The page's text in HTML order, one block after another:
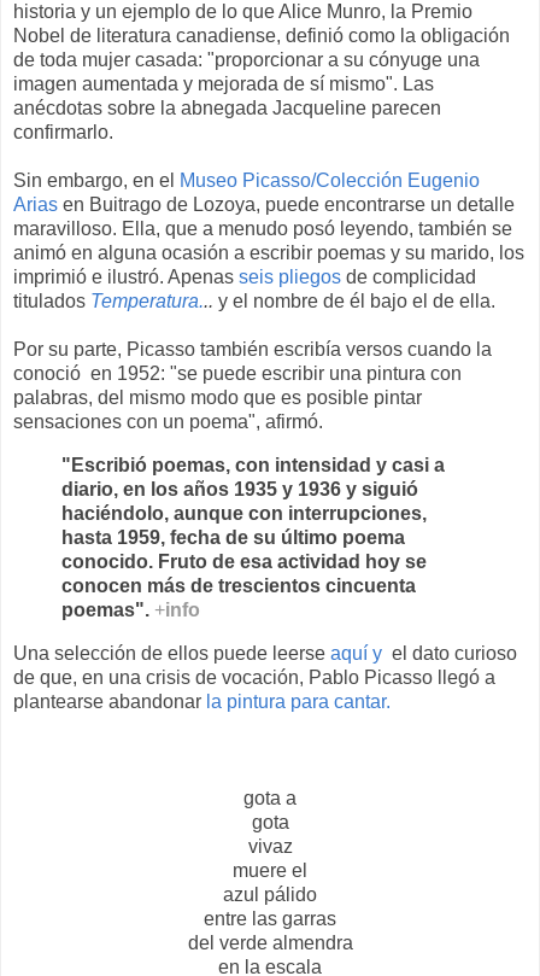
historia y un ejemplo de lo que Alice Munro, la Premio
Nobel de literatura canadiense, definió como la obligación
de toda mujer casada: "proporcionar a su cónyuge una
imagen aumentada y mejorada de sí mismo". Las
anécdotas sobre la abnegada Jacqueline parecen
confirmarlo.
Sin embargo, en el Museo Picasso/Colección Eugenio
Arias en Buitrago de Lozoya, puede encontrarse un detalle
maravilloso. Ella, que a menudo posó leyendo, también se
animó en alguna ocasión a escribir poemas y su marido, los
imprimió e ilustró. Apenas seis pliegos de complicidad
titulados Temperatura... y el nombre de él bajo el de ella.
Por su parte, Picasso también escribía versos cuando la
conoció en 1952: "se puede escribir una pintura con
palabras, del mismo modo que es posible pintar
sensaciones con un poema", afirmó.
"Escribió poemas, con intensidad y casi a
diario, en los años 1935 y 1936 y siguió
haciéndolo, aunque con interrupciones,
hasta 1959, fecha de su último poema
conocido. Fruto de esa actividad hoy se
conocen más de trescientos cincuenta
poemas". +info
Una selección de ellos puede leerse aquí y el dato curioso
de que, en una crisis de vocación, Pablo Picasso llegó a
plantearse abandonar la pintura para cantar.
gota a
gota
vivaz
muere el
azul pálido
entre las garras
del verde almendra
en la escala